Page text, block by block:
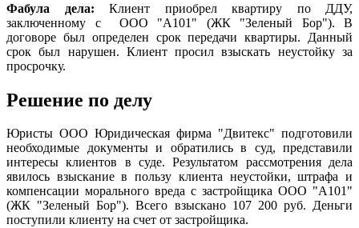
Фабула дела: Клиент приобрел квартиру по ДДУ,
заключенному с ООО "А101" (ЖК "Зеленый Бор"). В
договоре был определен срок передачи квартиры. Данный
срок был нарушен. Клиент просил взыскать неустойку за
просрочку.
Решение по делу
Юристы ООО Юридическая фирма "Двитекс" подготовили
необходимые документы и обратились в суд, представили
интересы клиентов в суде. Результатом рассмотрения дела
явилось взыскание в пользу клиента неустойки, штрафа и
компенсации морального вреда с застройщика ООО "А101"
(ЖК "Зеленый Бор"). Всего взыскано 107 200 руб. Деньги
поступили клиенту на счет от застройщика.